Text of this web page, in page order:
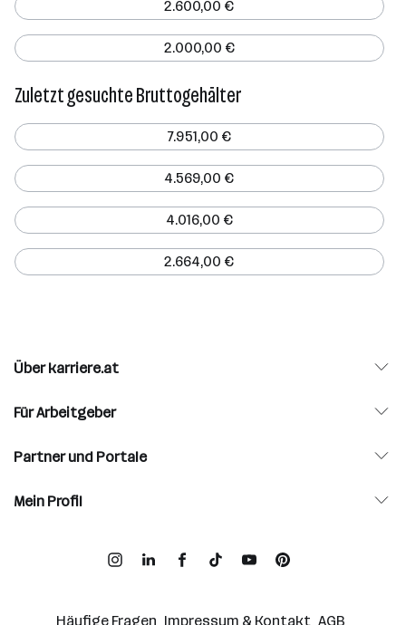
2.600,00 €
2.000,00 €
Zuletzt gesuchte Bruttogehälter
7.951,00 €
4.569,00 €
4.016,00 €
2.664,00 €
Über karriere.at
Für Arbeitgeber
Partner und Portale
Mein Profil
Häufige Fragen Impressum & Kontakt AGB